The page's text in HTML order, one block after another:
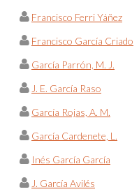
Francisco Ferri Yáñez
Francisco García Criado
García Parrón, M. J.
J. E. García Raso
García Rojas, A. M.
García Cardenete, L.
Inés García García
J. García Avilés